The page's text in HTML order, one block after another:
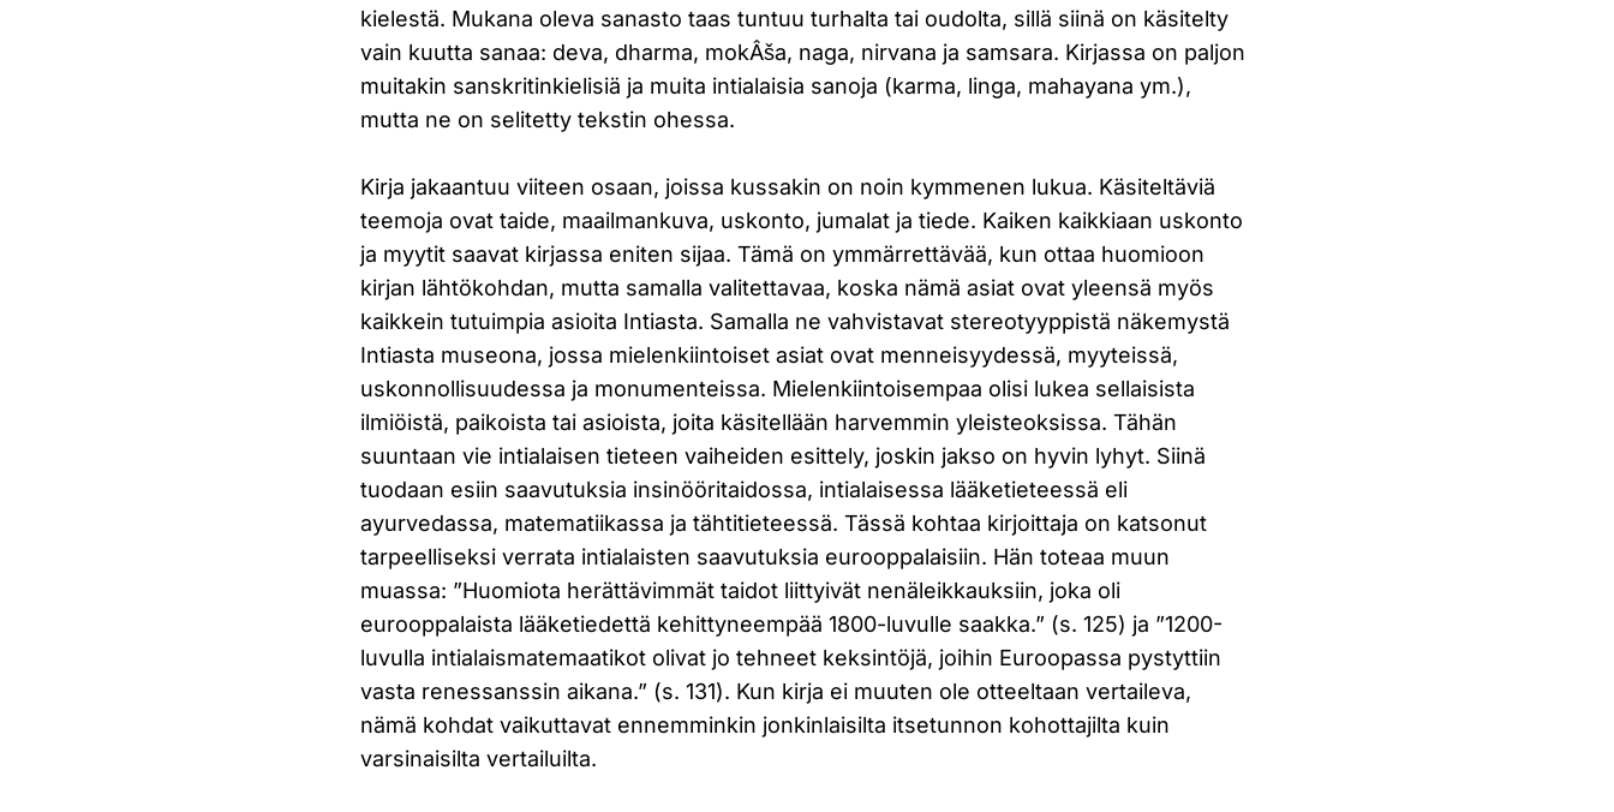
kielestä. Mukana oleva sanasto taas tuntuu turhalta tai oudolta, sillä siinä on käsitelty
vain kuutta sanaa: deva, dharma, mokÂša, naga, nirvana ja samsara. Kirjassa on paljon
muitakin sanskritinkielisiä ja muita intialaisia sanoja (karma, linga, mahayana ym.),
mutta ne on selitetty tekstin ohessa.
Kirja jakaantuu viiteen osaan, joissa kussakin on noin kymmenen lukua. Käsiteltäviä
teemoja ovat taide, maailmankuva, uskonto, jumalat ja tiede. Kaiken kaikkiaan uskonto
ja myytit saavat kirjassa eniten sijaa. Tämä on ymmärrettävää, kun ottaa huomioon
kirjan lähtökohdan, mutta samalla valitettavaa, koska nämä asiat ovat yleensä myös
kaikkein tutuimpia asioita Intiasta. Samalla ne vahvistavat stereotyyppistä näkemystä
Intiasta museona, jossa mielenkiintoiset asiat ovat menneisyydessä, myyteissä,
uskonnollisuudessa ja monumenteissa. Mielenkiintoisempaa olisi lukea sellaisista
ilmiöistä, paikoista tai asioista, joita käsitellään harvemmin yleisteoksissa. Tähän
suuntaan vie intialaisen tieteen vaiheiden esittely, joskin jakso on hyvin lyhyt. Siinä
tuodaan esiin saavutuksia insinööritaidossa, intialaisessa lääketieteessä eli
ayurvedassa, matematiikassa ja tähtitieteessä. Tässä kohtaa kirjoittaja on katsonut
tarpeelliseksi verrata intialaisten saavutuksia eurooppalaisiin. Hän toteaa muun
muassa: ”Huomiota herättävimmät taidot liittyivät nenäleikkauksiin, joka oli
eurooppalaista lääketiedettä kehittyneempää 1800-luvulle saakka.” (s. 125) ja ”1200-
luvulla intialaismatemaatikot olivat jo tehneet keksintöjä, joihin Euroopassa pystyttiin
vasta renessanssin aikana.” (s. 131). Kun kirja ei muuten ole otteeltaan vertaileva,
nämä kohdat vaikuttavat ennemminkin jonkinlaisilta itsetunnon kohottajilta kuin
varsinaisilta vertailuilta.